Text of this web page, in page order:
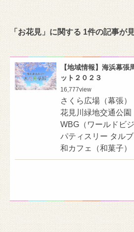
「お花見」に関する 1件の記事が
【地域情報】海浜幕張
ット２０２３
16,777view
さくら広場（幕張）
花見川緑地交通公園
WBG（ワールドビ
パティスリー タルブ
和カフェ（和菓子）